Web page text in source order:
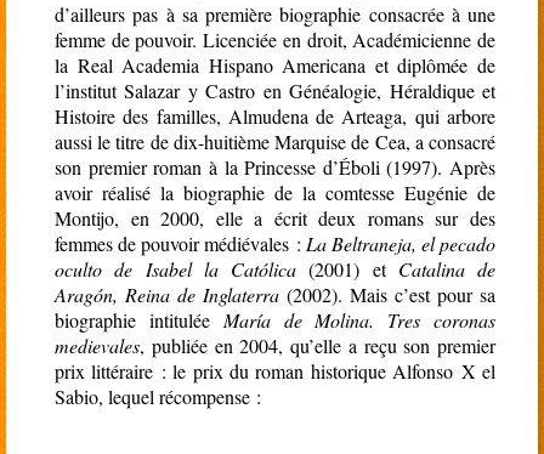
d’ailleurs pas à sa première biographie consacrée à une
femme de pouvoir. Licenciée en droit, Académicienne de
la Real Academia Hispano Americana et diplômée de
l’institut Salazar y Castro en Généalogie, Héraldique et
Histoire des familles, Almudena de Arteaga, qui arbore
aussi le titre de dix-huitième Marquise de Cea, a consacré
son premier roman à la Princesse d’Éboli (1997). Après
avoir réalisé la biographie de la comtesse Eugénie de
Montijo, en 2000, elle a écrit deux romans sur des
femmes de pouvoir médiévales : La Beltraneja, el pecado
oculto de Isabel la Católica (2001) et Catalina de
Aragón, Reina de Inglaterra (2002). Mais c’est pour sa
biographie intituléeMaría de Molina. Tres coronas
medievales, publiée en 2004, qu’elle a reçu son premier
prix littéraire : le prix du roman historique Alfonso X el
Sabio, lequel récompense :